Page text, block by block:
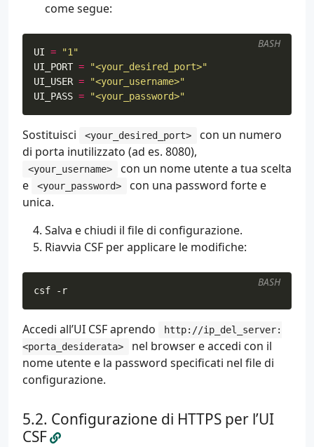
come segue:
UI =
"1"
UI_PORT =
"<your_desired_port>"
UI_USER =
"<your_username>"
UI_PASS = "<your_password>"
BASH
Sostituisci <your_desired_port>
con un numero
di porta inutilizzato (ad es. 8080),
<your_username>
con un nome utente a tua scelta
e
<your_password>
con una password forte e
unica.
Salva e chiudi il file di configurazione.
Riavvia CSF per applicare le modifiche:
csf -r
BASH
Accedi all’UI CSF aprendo
http://ip_del_server:
<porta_desiderata>
nel browser e accedi con il
nome utente e la password specificati nel file di
configurazione.
Configurazione di HTTPS per l’UI
CSF